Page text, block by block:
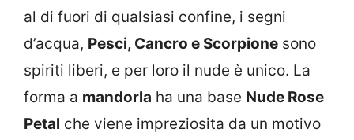
al di fuori di qualsiasi confine, i segni
d’acqua, Pesci, Cancro e Scorpione sono
spiriti liberi, e per loro il nude è unico. La
forma a mandorla ha una base Nude Rose
Petal che viene impreziosita da un motivo